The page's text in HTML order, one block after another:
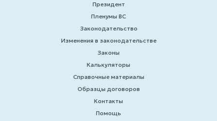
Президент
Пленумы ВС
Законодательство
Изменения в законодательстве
Законы
Калькуляторы
Справочные материалы
Образцы договоров
Контакты
Помощь